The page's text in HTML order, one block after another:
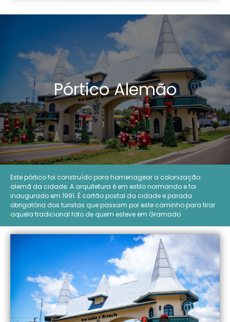
Pórtico Alemão
Este pórtico foi construído para homenagear a colonização
alemã da cidade. A arquitetura é em estilo normando e foi
inaugurado em 1991. É cartão postal da cidade e parada
obrigatória dos turistas que passam por este caminho para tirar
aquela tradicional foto de quem esteve em Gramado.